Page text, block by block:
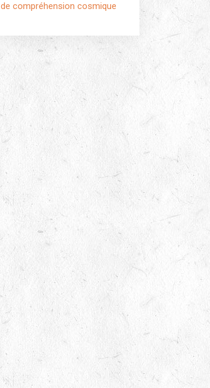
de compréhension cosmique